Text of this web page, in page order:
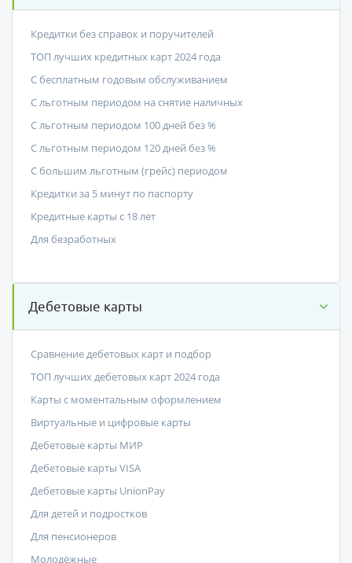
Кредитки без справок и поручителей
ТОП лучших кредитных карт 2024 года
С бесплатным годовым обслуживанием
С льготным периодом на снятие наличных
С льготным периодом 100 дней без %
С льготным периодом 120 дней без %
С большим льготным (грейс) периодом
Кредитки за 5 минут по паспорту
Кредитные карты с 18 лет
Для безработных
Дебетовые карты
Сравнение дебетовых карт и подбор
ТОП лучших дебетовых карт 2024 года
Карты с моментальным оформлением
Виртуальные и цифровые карты
Дебетовые карты МИР
Дебетовые карты VISA
Дебетовые карты UnionPay
Для детей и подростков
Для пенсионеров
Молодёжные